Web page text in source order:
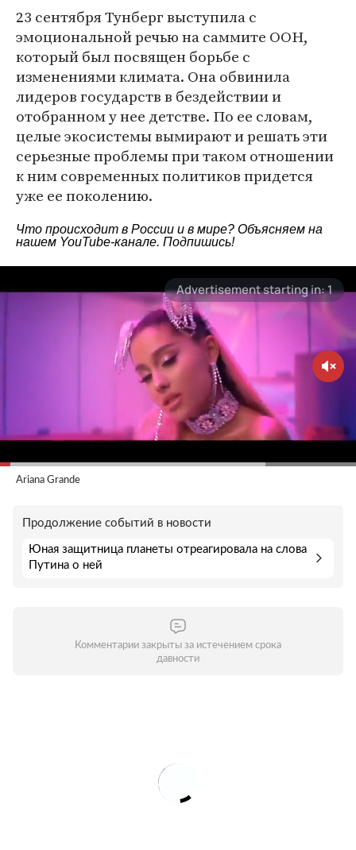
23 сентября Тунберг выступила с
эмоциональной речью на саммите ООН,
который был посвящен борьбе с
изменениями климата. Она обвинила
лидеров государств в бездействии и
отобранном у нее детстве. По ее словам,
целые экосистемы вымирают и решать эти
серьезные проблемы при таком отношении
к ним современных политиков придется
уже ее поколению.
Что происходит в России и в мире? Объясняем на
нашем YouTube-канале. Подпишись!
Ariana Grande
Продолжение событий в новости
Юная защитница планеты отреагировала на слова
Путина о ней
Комментарии закрыты за истечением срока
давности